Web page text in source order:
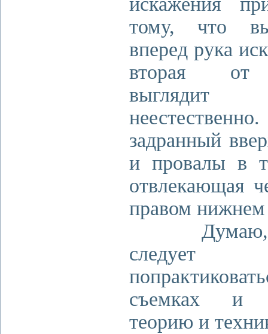
тому, что
вперед рука
вторая от
выглядит
задранный
и провалы в
отвлекающая
правом нижнем
Думаю,
следует
съемках и
теорию и